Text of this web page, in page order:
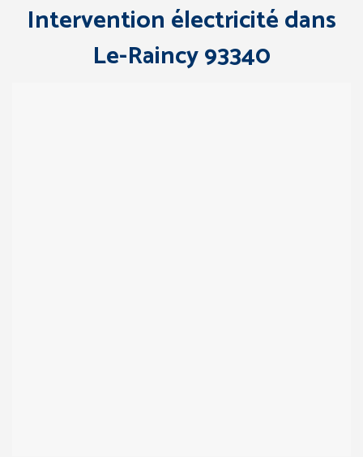
Intervention électricité dans
Le-Raincy 93340